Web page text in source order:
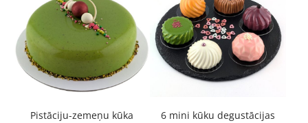
Pistāciju-zemeņu kūka
6 mini kūku degustācijas